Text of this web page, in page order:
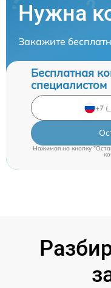
Нужна
Закажите
Бесплатная
специалистом
Нажимая на кнопку